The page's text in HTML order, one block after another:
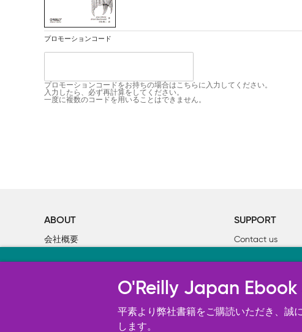
プロモーションコード
プロモーションコードをお持ちの場合はこちらに入力してください。
入力したら、必ず再計算をしてください。
一度に複数のコードを用いることはできません。
ABOUT
会社概要
SUPPORT
Contact us
オライリー・ジャパンのWeb サイトは
況の分析、ユーザー・エクスペリエンス
す。 詳細については
O'Reilly Japan
平素より弊社書籍をご購読いただき、誠
します。